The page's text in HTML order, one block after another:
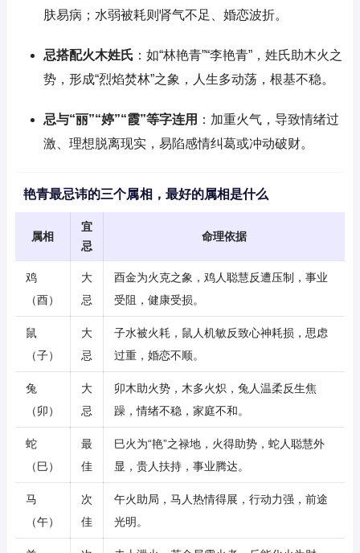
肤易病；水弱被耗则肾气不足、婚恋波折。
忌搭配火木姓氏 ：如“林艳青”“李艳青”，姓氏助木火之
势，形成“烈焰焚林”之象，人生多动荡，根基不稳。
忌与“丽”“婷”“霞”等字连用 ：加重火气，导致情绪过
激、理想脱离现实，易陷感情纠葛或冲动破财。
艳青最忌讳的三个属相，最好的属相是什么
属相
宜
忌
命理依据
鸡
（酉）
大
忌
酉金为火克之象，鸡人聪慧反遭压制，事业
受阻，健康受损。
鼠
（子）
大
忌
子水被火耗，鼠人机敏反致心神耗损，思虑
过重，婚恋不顺。
兔
（卯）
大
忌
卯木助火势，木多火炽，兔人温柔反生焦
躁，情绪不稳，家庭不和。
蛇
（巳）
最
佳
巳火为“艳”之禄地，火得助势，蛇人聪慧外
显，贵人扶持，事业腾达。
马
（午）
次
佳
午火助局，马人热情得展，行动力强，前途
光明。